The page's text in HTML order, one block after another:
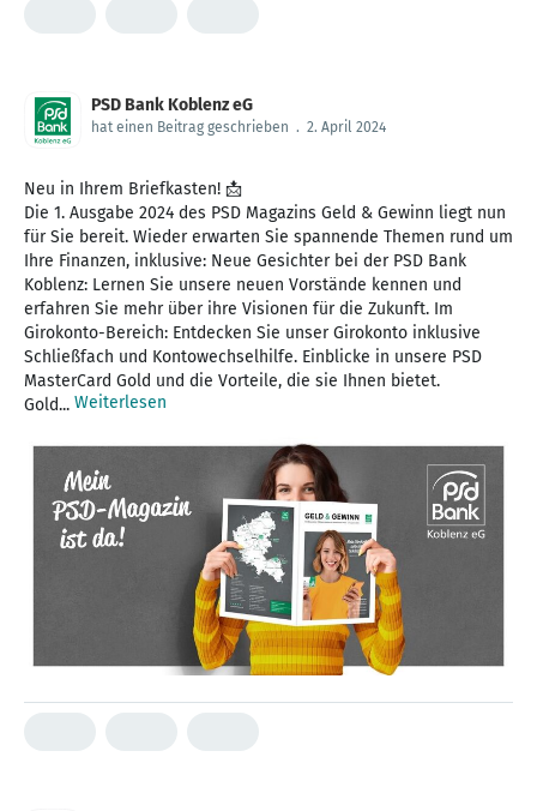
PSD Bank Koblenz eG
hat einen Beitrag geschrieben . 2. April 2024
Neu in Ihrem Briefkasten! 📩
Die 1. Ausgabe 2024 des PSD Magazins Geld & Gewinn liegt nun
für Sie bereit. Wieder erwarten Sie spannende Themen rund um
Ihre Finanzen, inklusive: Neue Gesichter bei der PSD Bank
Koblenz: Lernen Sie unsere neuen Vorstände kennen und
erfahren Sie mehr über ihre Visionen für die Zukunft. Im
Girokonto-Bereich: Entdecken Sie unser Girokonto inklusive
Schließfach und Kontowechselhilfe. Einblicke in unsere PSD
MasterCard Gold und die Vorteile, die sie Ihnen bietet.
Gold... Weiterlesen